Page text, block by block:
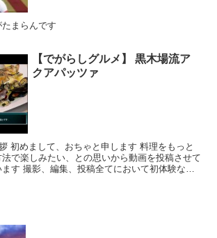
まらんです
【でがらしグルメ】 黒木場流ア
クアパッツァ
初めまして、おちゃと申します 料理をもっと
で楽しみたい、との思いから動画を投稿させて
す 撮影、編集、投稿全てにおいて初体験なの